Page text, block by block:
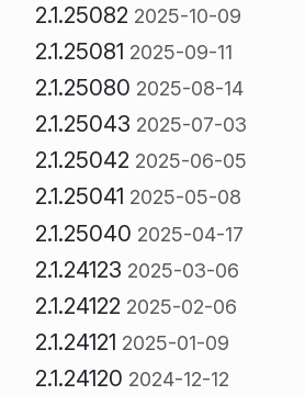
2.1.25082 2025-10-09
2.1.25081 2025-09-11
2.1.25080 2025-08-14
2.1.25043 2025-07-03
2.1.25042 2025-06-05
2.1.25041 2025-05-08
2.1.25040 2025-04-17
2.1.24123 2025-03-06
2.1.24122 2025-02-06
2.1.24121 2025-01-09
2.1.24120 2024-12-12